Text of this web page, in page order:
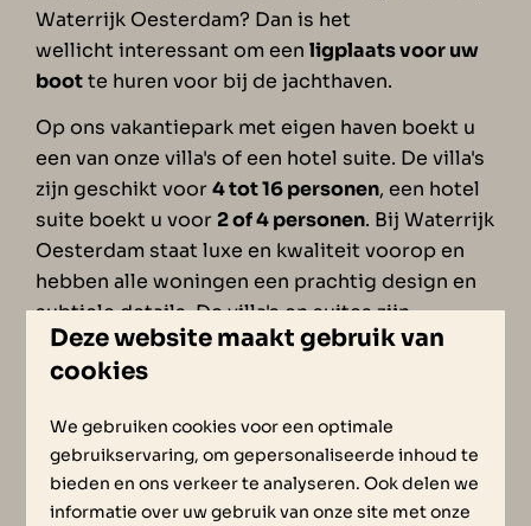
Waterrijk Oesterdam? Dan is het
wellicht interessant om eenligplaats voor uw
bootte huren voor bij de jachthaven.
Op ons vakantiepark met eigen haven boekt u
een van onze villa's of een hotel suite. De villa's
zijn geschikt voor4 tot 16 personen, een hotel
suite boekt u voor2 of 4 personen. Bij Waterrijk
Oesterdam staat luxe en kwaliteit voorop en
hebben alle woningen een prachtig design en
subtiele details. De villa's en suites zijn
smaakvol ingericht en laten u meteen thuis
voelen. Het is ook mogelijk om een
de meeste villa's over een eigen aanlegsteiger
waar u, in plaats van bij de jachthaven, ook uw
boot kan aanleggen. Op vakantie met uw eigen
Deze website maakt gebruik van
cookies
We gebruiken cookies voor een optimale
gebruikservaring, om gepersonaliseerde inhoud te
bieden en ons verkeer te analyseren. Ook delen we
informatie over uw gebruik van onze site met onze